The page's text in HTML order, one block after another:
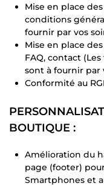
Mise en place
conditions
fournir par vos
Mise en place
FAQ, contact
sont à fournir par
Conformité au
BOUTIQUE :
Amélioration du
page (footer)
Smartphones et